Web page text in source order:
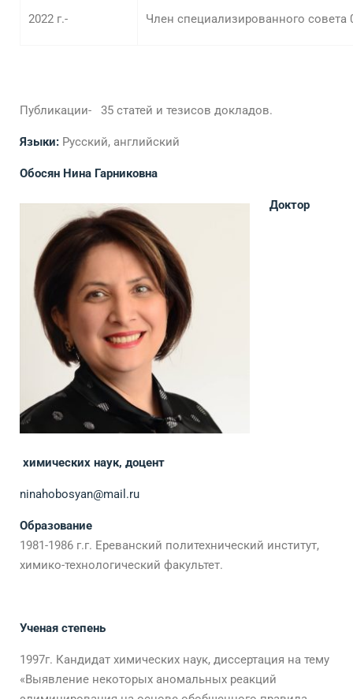
2022 г.- Член специализированного
Публикации- 35 статей и тезисов докладов.
Языки: Русский, английский
Обосян Нина Гарниковна
Доктор
химических наук, доцент
ninahobosyan@mail.ru
Образование
1981-1986 г.г. Ереванский политехнический институт,
химико-технологический факультет.
Ученая степень
1997г. Кандидат химических наук, диссертация на тему
«Выявление некоторых аномальных реакций